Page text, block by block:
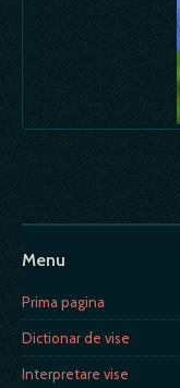
Menu
Prima pagina
Dictionar de vise
Interpretare vise